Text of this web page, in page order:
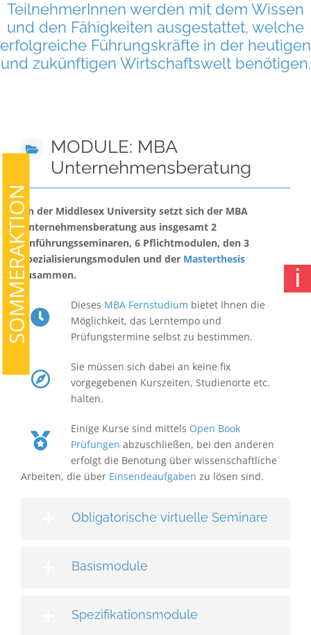
TeilnehmerInnen werden mit dem Wissen
und den Fähigkeiten ausgestattet, welche
erfolgreiche Führungskräfte in der heutigen
und zukünftigen Wirtschaftswelt benötigen.
MODULE: MBA
Unternehmensberatung
An der Middlesex University setzt sich der MBA
Unternehmensberatung aus insgesamt 2
Einführungsseminaren, 6 Pflichtmodulen, den 3
Spezialisierungsmodulen und der Masterthesis
zusammen.
Dieses MBA Fernstudium bietet Ihnen die
Möglichkeit, das Lerntempo und
Prüfungstermine selbst zu bestimmen.
Sie müssen sich dabei an keine fix
vorgegebenen Kurszeiten, Studienorte etc.
halten.
Einige Kurse sind mittels Open Book
Prüfungen abzuschließen, bei den anderen
erfolgt die Benotung über wissenschaftliche
Arbeiten, die über Einsendeaufgaben zu lösen sind.
Obligatorische virtuelle Seminare
Basismodule
Spezifikationsmodule
SOMMERAKTION ℹ